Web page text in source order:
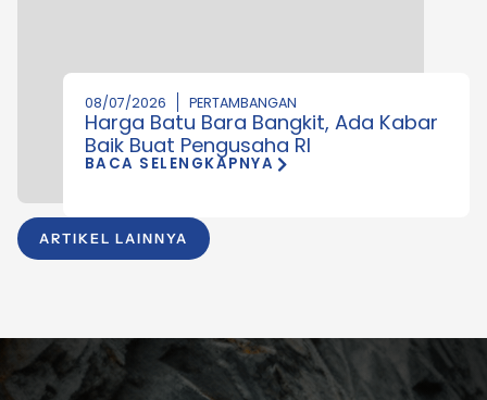
ARTIKEL LAINNYA
08/07/2026 PERTAMBANGAN
Harga Batu Bara Bangkit, Ada Kabar
Baik Buat Pengusaha RI
BACA SELENGKAPNYA